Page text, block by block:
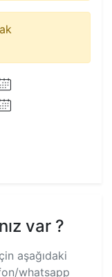
var ?
aşağıdaki
whatsapp